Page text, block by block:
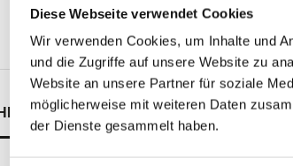
Diese Webseite verwendet Cookies
Wir verwenden Cookies, um Inhalte und
und die Zugriffe auf unsere Website zu
Website an unsere Partner für soziale
möglicherweise mit weiteren Daten
der Dienste gesammelt haben.
Nicht auf Lager
Print
ALLE SPEZIFIKATIONEN